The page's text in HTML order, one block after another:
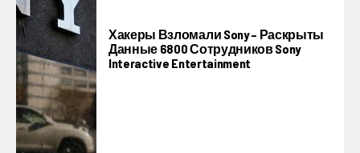
Хакеры Взломали Sony – Раскрыты
Данные 6800 Сотрудников Sony
Interactive Entertainment